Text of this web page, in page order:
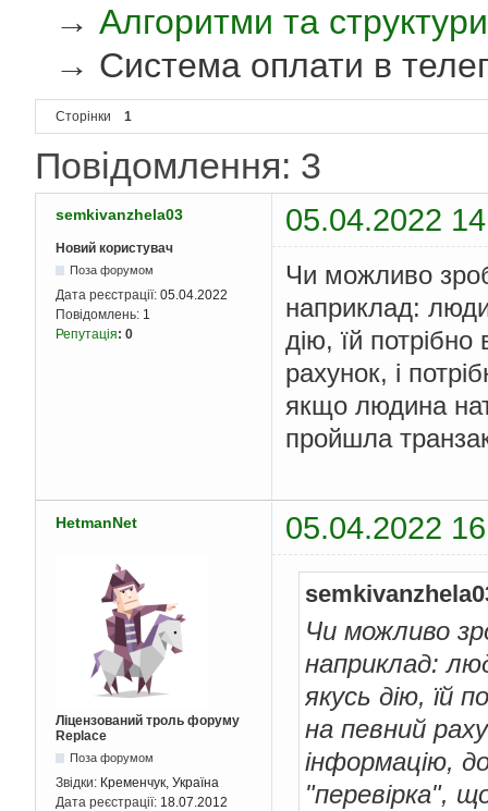
→Алгоритми та
→ Система оплати в
Сторінки 1
Повідомлення: 3
semkivanzhela03 05.04.2022
Новий користувач
Поза форумом
Дата реєстрації: 05.04.2022
Повідомлень: 1
Репутація: 0
Чи можливо
наприклад:
дію, їй
рахунок, і
якщо людина
пройшла
HetmanNet 05.04.2022
Ліцензований троль форуму
Replace
Поза форумом
Звідки: Кременчук, Україна
Дата реєстрації: 18.07.2012
Чи можливо
наприклад:
якусь дію, їй
на певний
інформацію,
"перевірка",